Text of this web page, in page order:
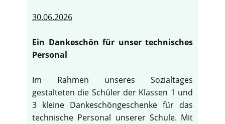
30.06.2026
Ein Dankeschön für unser technisches
Personal
Im Rahmen unseres Sozialtages
gestalteten die Schüler der Klassen 1 und
3 kleine Dankeschöngeschenke für das
technische Personal unserer Schule. Mit